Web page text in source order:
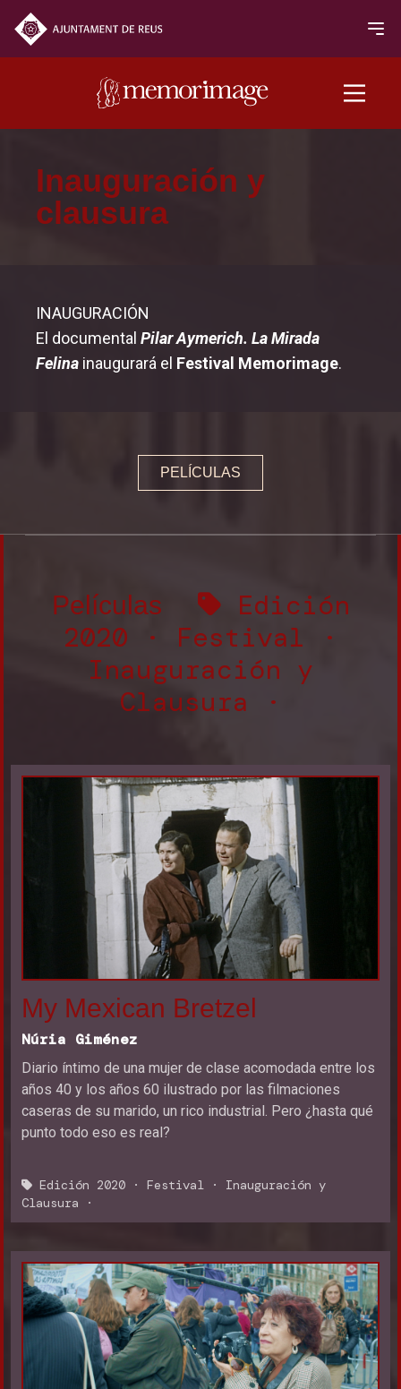
Edición 2020
PELÍCULAS
Programación
Inauguración y clausura
Actividades
Premios y Jurados
Inauguración y
clausura
INAUGURACIÓN
El documental Pilar Aymerich. La Mirada
Felina inaugurará el Festival Memorimage.
PELÍCULAS
Películas
Edición
2020 · Festival ·
Inauguración y
Clausura ·
My Mexican Bretzel
Núria Giménez
Diario íntimo de una mujer de clase acomodada entre los
años 40 y los años 60 ilustrado por las filmaciones
caseras de su marido, un rico industrial. Pero ¿hasta qué
punto todo eso es real?
Edición 2020 · Festival · Inauguración y
Clausura ·